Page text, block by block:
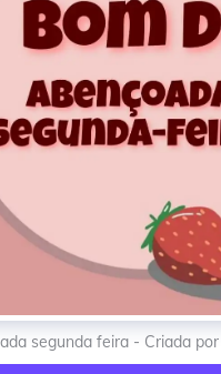
segunda feira - Criada por